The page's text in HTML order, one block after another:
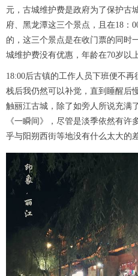
元，古城维护费是政府为了保护古
府、黑龙潭这三个景点，且在18：
的，这三个景点是在收门票的同时
城维护费没有优惠，年龄在70岁以
18:00后古镇的工作人员下班便不
栈后我仍然可以补觉，直到睡醒后
触丽江古城，除了如旁人所说充满
《一瞬间》，尽管是淡季依然有
乎与阳朔西街等地没有什么太大的